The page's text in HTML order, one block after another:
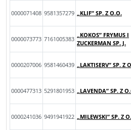
0000071408 9581357279 „KLIF” SP. Z O.O.
0000073773 7161005383
„KOKOS” FRYMUS I
ZUCKERMAN SP. J.
0000207006 9581460439 „LAKTISERV” SP. Z
0000477313 5291801953 „LAVENDA” SP. Z
0000241036 9491941922 „MILEWSKI” SP. Z